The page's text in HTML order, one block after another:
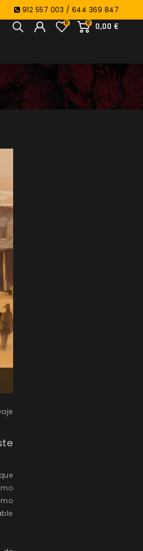
912 557 003 / 644 369 847
0
0,00 €
0